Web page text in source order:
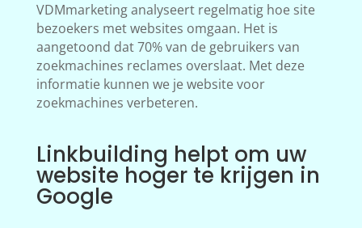
VDMmarketing analyseert regelmatig hoe site
bezoekers met websites omgaan. Het is
aangetoond dat 70% van de gebruikers van
zoekmachines reclames overslaat. Met deze
informatie kunnen we je website voor
zoekmachines verbeteren.
Linkbuilding helpt om uw
website hoger te krijgen in
Google